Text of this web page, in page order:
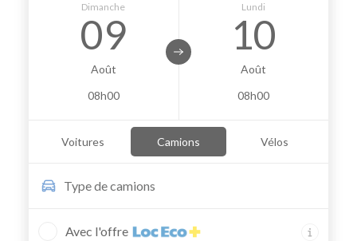
Dimanche
09
Août
08h00
Lundi
10
Août
08h00
Voitures Camions Vélos
Type decamions
Avec l'offre